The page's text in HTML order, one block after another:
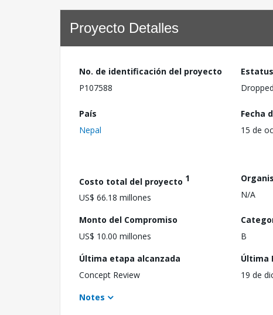
Proyecto Detalles
No. de identificación del proyecto
P107588
Estatus
Dropped
País
Nepal
Fecha
15 de
Costo total del proyecto 1
US$ 66.18 millones
N/A
Monto del Compromiso
US$ 10.00 millones
B
Última etapa alcanzada
Concept Review
Última
19 de
Notes